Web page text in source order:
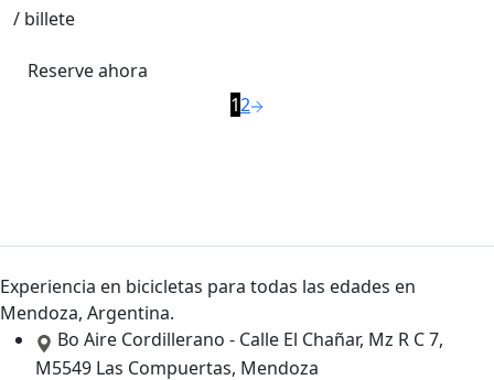
/ billete
Reserve ahora
12
Experiencia en bicicletas para todas las edades en
Mendoza, Argentina.
Bo Aire Cordillerano - Calle El Chañar, Mz R C 7,
M5549 Las Compuertas, Mendoza